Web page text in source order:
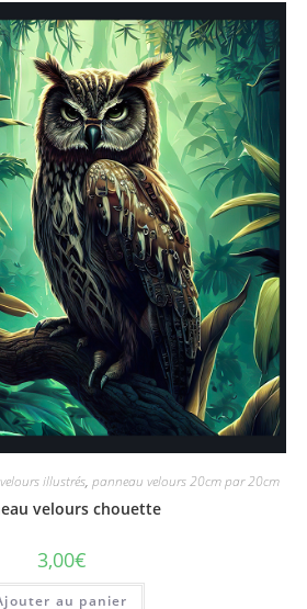
illustrés, panneau velours 20cm par 20cm
velours chouette
3,00€
au panier